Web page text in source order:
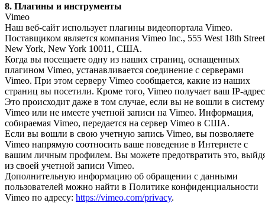
8. Плагины и инструменты
Vimeo
Наш веб-сайт использует плагины видеопортала Vimeo.
Поставщиком является компания Vimeo Inc., 555 West 18th
New York, New York 10011, США.
Когда вы посещаете одну из наших страниц, оснащенных
плагином Vimeo, устанавливается соединение с серверами
Vimeo. При этом серверу Vimeo сообщается, какие из наших
страниц вы посетили. Кроме того, Vimeo получает ваш IP-
Это происходит даже в том случае, если вы не вошли в систему
Vimeo или не имеете учетной записи на Vimeo. Информация,
собираемая Vimeo, передается на сервер Vimeo в США.
Если вы вошли в свою учетную запись Vimeo, вы позволяете
Vimeo напрямую соотносить ваше поведение в Интернете с
вашим личным профилем. Вы можете предотвратить это,
из своей учетной записи Vimeo.
Дополнительную информацию об обращении с данными
пользователей можно найти в Политике конфиденциальности
Vimeo по адресу: https://vimeo.com/privacy.